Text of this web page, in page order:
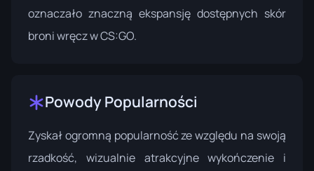
oznaczało znaczną ekspansję dostępnych skór
broni wręcz w CS:GO.
Powody Popularności
Zyskał ogromną popularność ze względu na swoją
rzadkość, wizualnie atrakcyjne wykończenie i